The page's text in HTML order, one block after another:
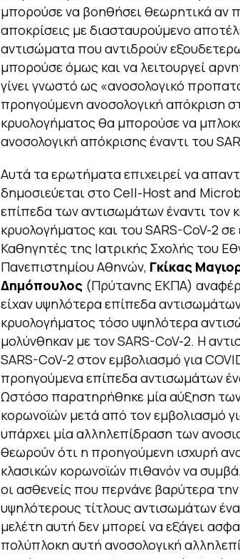
μπορούσε να βοηθήσει θεωρητικά αν
αποκρίσεις με διασταυρούμενο
αντισώματα που αντιδρούν
μπορούσε όμως και να λειτουργεί
γίνει γνωστό ως «ανοσολογικό
προηγούμενη ανοσολογική απόκριση
κρυολογήματος θα μπορούσε να
ανοσολογική απόκρισης έναντι του
Αυτά τα ερωτήματα επιχειρεί να
δημοσιεύεται στο Cell-Host and
επίπεδα των αντισωμάτων έναντι τον
κρυολογήματος και του SARS-CoV-2
Καθηγητές της Ιατρικής Σχολής του
Πανεπιστημίου Αθηνών, Γκίκας
Δημόπουλος (Πρύτανης ΕΚΠΑ)
είχαν υψηλότερα επίπεδα
κρυολογήματος τόσο υψηλότερα
μολύνθηκαν με τον SARS-CoV-2. Η
SARS-CoV-2 στον εμβολιασμό για
προηγούμενα επίπεδα αντισωμάτων
Ωστόσο παρατηρήθηκε μία αύξηση
κορωνοϊών μετά από τον εμβολιασμό
υπάρχει μία αλληλεπίδραση των
θεωρούν ότι η προηγούμενη ισχυρή
κλασικών κορωνοϊών πιθανόν να
οι ασθενείς που περνάνε βαρύτερα
υψηλότερους τίτλους αντισωμάτων
μελέτη αυτή δεν μπορεί να εξάγει
πολύπλοκη αυτή ανοσολογική